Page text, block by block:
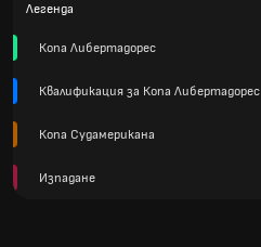
Легенда
Копа Либертадорес
Квалификация за Копа Либертадорес
Копа Судамерикана
Изпадане